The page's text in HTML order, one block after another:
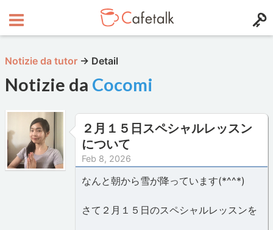
Notizie da tutor → Detail
Notizie da Cocomi
２月１５日スペシャルレッスン
について
Feb 8, 2026
なんと朝から雪が降っています(*^^*)
さて２月１５日のスペシャルレッスンを